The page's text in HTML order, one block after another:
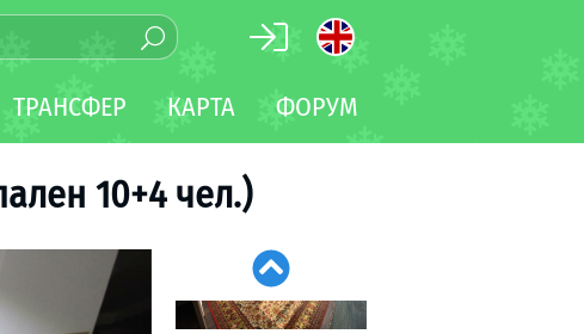
ТРАНСФЕР КАРТА ФОРУМ
10+4 чел.)